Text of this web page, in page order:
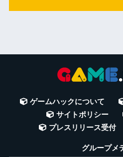
ゲームハックについて
サイトポリシー
プレスリリース受付
グループメ